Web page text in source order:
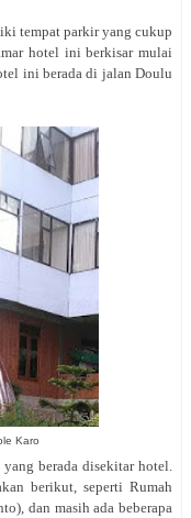
tempat parkir yang cukup
hotel ini berkisar mulai
ini berada di jalan Doulu
Karo
berada disekitar hotel.
berikut, seperti Rumah
dan masih ada beberapa